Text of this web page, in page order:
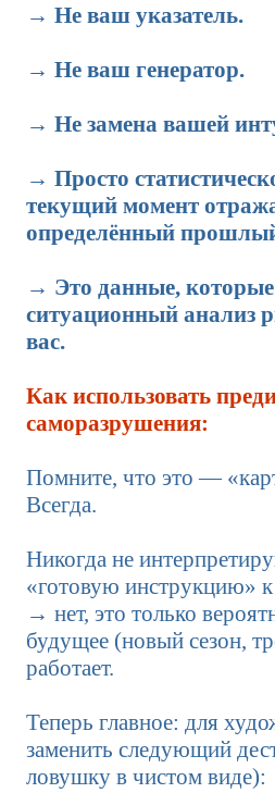
→ Не ваш указатель.
→ Не ваш генератор.
→ Не замена вашей
→ Просто
текущий момент
определённый
→ Это данные,
ситуационный анализ
вас.
Как использовать
саморазрушения:
Помните, что это —
Всегда.
Никогда не
«готовую инструкцию»
→ нет, это только
будущее (новый сезон,
работает.
Теперь главное: для
заменить следующий
ловушку в чистом виде):